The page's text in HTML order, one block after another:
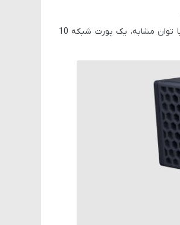
،
یک پورت شبکه 10